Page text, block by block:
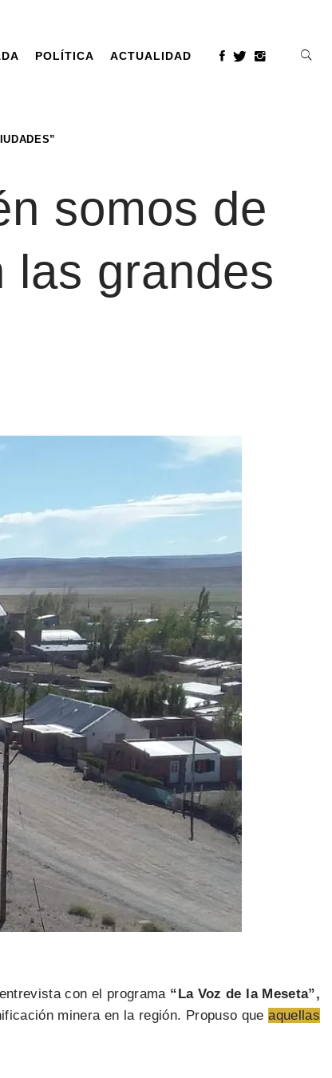
POLÍTICA ACTUALIDAD
somos de
las grandes
con el programa “La Voz de la Meseta”,
minera en la región. Propuso queaquellas